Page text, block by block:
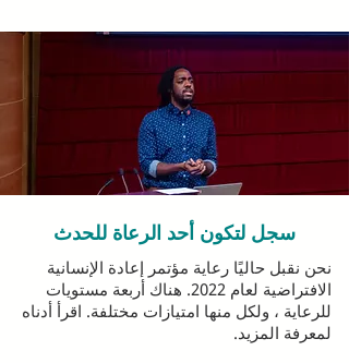
سجل لتكون أحد الرعاة للحدث
نحن نقبل حاليًا رعاية مؤتمر إعادة الإنسانية
الافتراضية لعام 2022. هناك أربعة مستويات
للرعاية ، ولكل منها امتيازات مختلفة. اقرأ أدناه
لمعرفة المزيد.